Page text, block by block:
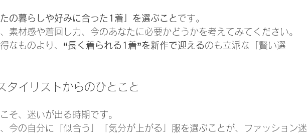
たの暮らしや好みに合った1着」を選ぶこと です。
素材感や着回し力、今のあなたに必要かどうかを考えてみてください。
なものより、 “長く着られる1着”を新作で迎えるのも立派な「賢い選
タイリストからのひとこと
そ、迷いが出る時期です。
今の自分に「似合う」「気分が上がる」服を選ぶことが、ファッション迷